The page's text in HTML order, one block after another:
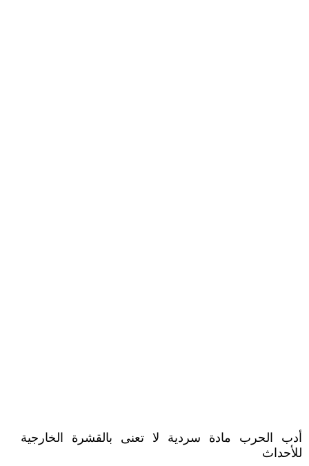
أدب الحرب مادة سردية لا تعنى بالقشرة الخارجية
للأحداث